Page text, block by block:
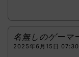
名無しのゲーマ
2025年6月15日 07:30